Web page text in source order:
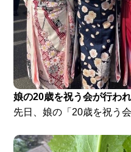
娘の20歳を祝う会が行わ
先日、娘の「20歳を祝う